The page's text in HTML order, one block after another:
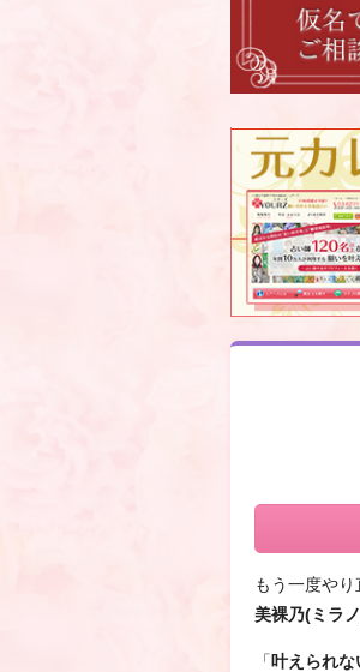
もう一度や
美裸乃(ミラ
「叶えられな